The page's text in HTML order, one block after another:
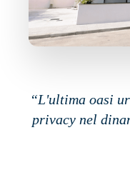
“L'ultima oasi
privacy nel